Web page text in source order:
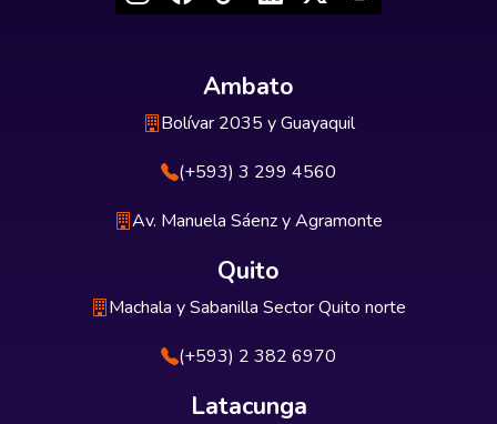
Ambato
Bolívar 2035 y Guayaquil
(+593) 3 299 4560
Av. Manuela Sáenz y Agramonte
Quito
Machala y Sabanilla Sector Quito norte
(+593) 2 382 6970
Latacunga